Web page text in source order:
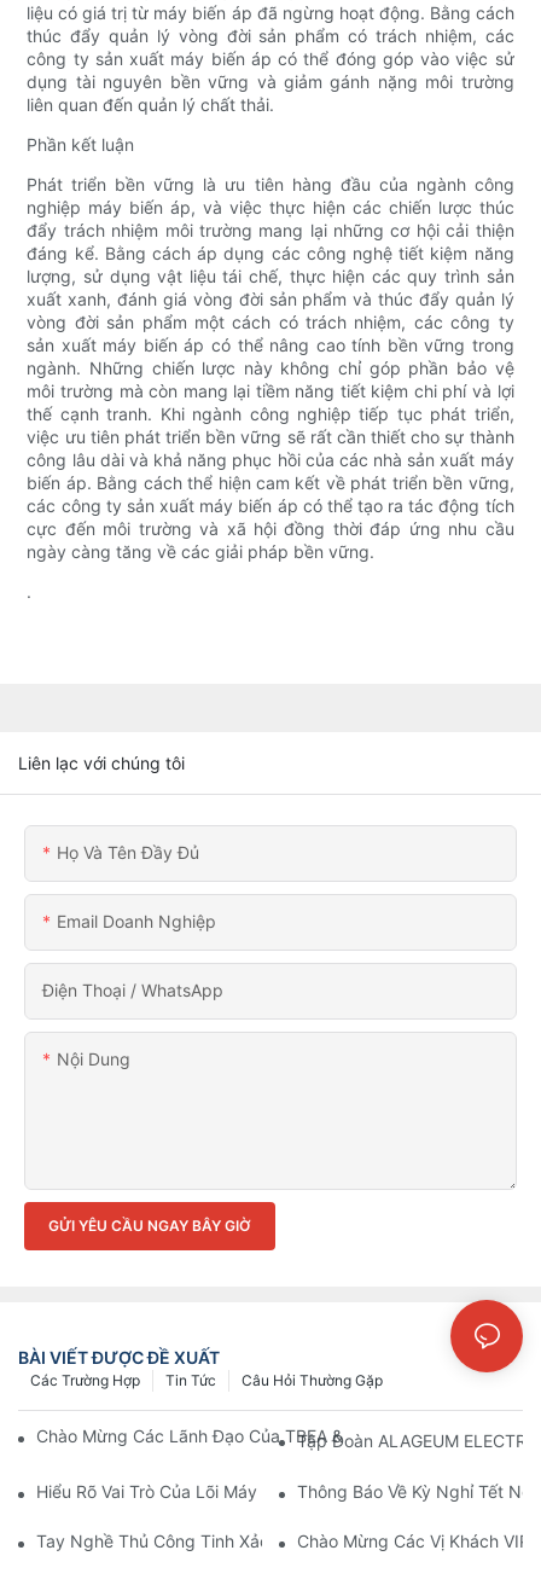
liệu có giá trị từ máy biến áp đã ngừng hoạt động. Bằng cách
thúc đẩy quản lý vòng đời sản phẩm có trách nhiệm, các
công ty sản xuất máy biến áp có thể đóng góp vào việc sử
dụng tài nguyên bền vững và giảm gánh nặng môi trường
liên quan đến quản lý chất thải.
Phần kết luận
Phát triển bền vững là ưu tiên hàng đầu của ngành công
nghiệp máy biến áp, và việc thực hiện các chiến lược thúc
đẩy trách nhiệm môi trường mang lại những cơ hội cải thiện
đáng kể. Bằng cách áp dụng các công nghệ tiết kiệm năng
lượng, sử dụng vật liệu tái chế, thực hiện các quy trình sản
xuất xanh, đánh giá vòng đời sản phẩm và thúc đẩy quản lý
vòng đời sản phẩm một cách có trách nhiệm, các công ty
sản xuất máy biến áp có thể nâng cao tính bền vững trong
ngành. Những chiến lược này không chỉ góp phần bảo vệ
môi trường mà còn mang lại tiềm năng tiết kiệm chi phí và lợi
thế cạnh tranh. Khi ngành công nghiệp tiếp tục phát triển,
việc ưu tiên phát triển bền vững sẽ rất cần thiết cho sự thành
công lâu dài và khả năng phục hồi của các nhà sản xuất máy
biến áp. Bằng cách thể hiện cam kết về phát triển bền vững,
các công ty sản xuất máy biến áp có thể tạo ra tác động tích
cực đến môi trường và xã hội đồng thời đáp ứng nhu cầu
ngày càng tăng về các giải pháp bền vững.
.
Liên lạc với chúng tôi
Họ Và Tên Đầy Đủ
Email Doanh Nghiệp
Điện Thoại / WhatsApp
Nội Dung
GỬI YÊU CẦU NGAY BÂY GIỜ
BÀI VIẾT ĐƯỢC ĐỀ XUẤT
Câu Hỏi Thường Gặp
Tin Tức
Các Trường Hợp
Chào Mừng Các Lãnh Đạo Của TBEA & BSEA Đến Thăm Nhà
Tập Đoàn ALAGEUM
Hiểu Rõ Vai Trò Của Lõi Máy Biến Áp Trong Mạng Lưới Phân
Thông Báo Về Kỳ Nghỉ Tết
Tay Nghề Thủ Công Tinh Xảo Của CANWIN Đã Giành Được Sự
Chào Mừng Các Vị Khách VIP